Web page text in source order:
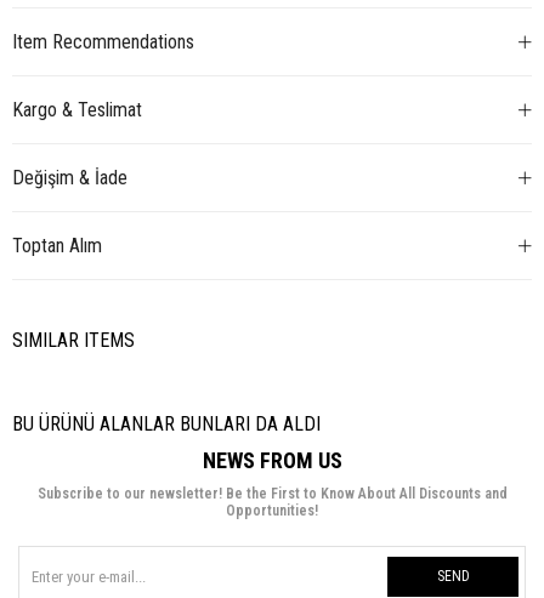
Item Recommendations
Kargo & Teslimat
Değişim & İade
Toptan Alım
SIMILAR ITEMS
BU ÜRÜNÜ ALANLAR BUNLARI DA ALDI
NEWS FROM US
Subscribe to our newsletter! Be the First to Know About All Discounts and
Opportunities!
SEND